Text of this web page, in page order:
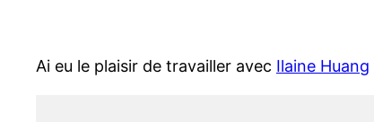
Ai eu le plaisir de travailler avec Ilaine Huang